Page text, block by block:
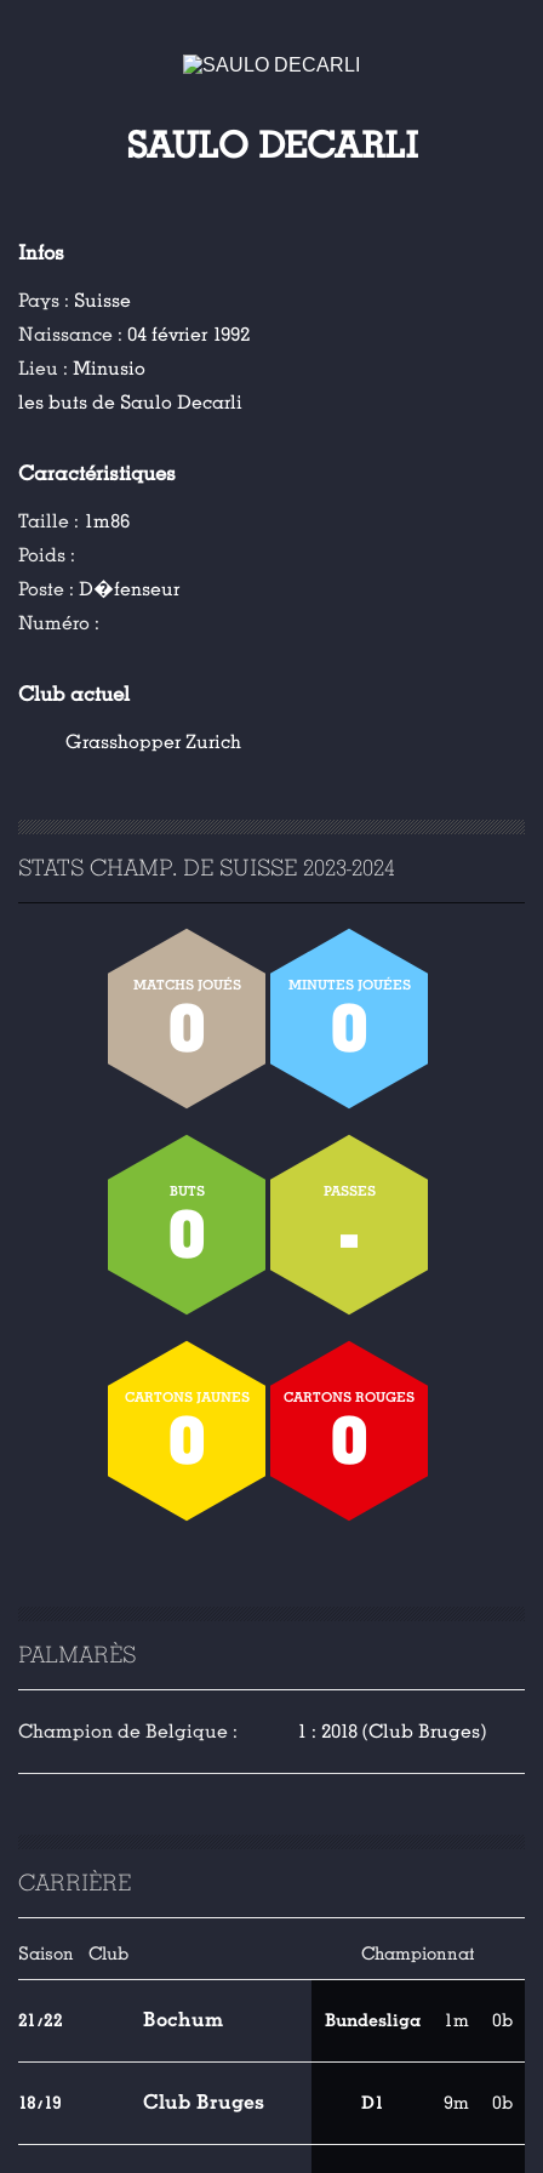
SAULO DECARLI
Infos
Pays : Suisse
Naissance : 04 février 1992
Lieu : Minusio
les buts de Saulo Decarli
Caractéristiques
Taille : 1m86
Poids :
Poste : D�fenseur
Numéro :
Club actuel
Grasshopper Zurich
STATS CHAMP. DE SUISSE 2023-2024
MATCHS JOUÉS
0
MINUTES JOUÉES
0
BUTS
0
PASSES
-
CARTONS JAUNES
0
CARTONS ROUGES
0
PALMARÈS
Champion de Belgique : 1 : 2018 (Club Bruges)
CARRIÈRE
Saison Club Championnat
21/22 Bochum Bundesliga 1m 0b
18/19 Club Bruges D1 9m 0b